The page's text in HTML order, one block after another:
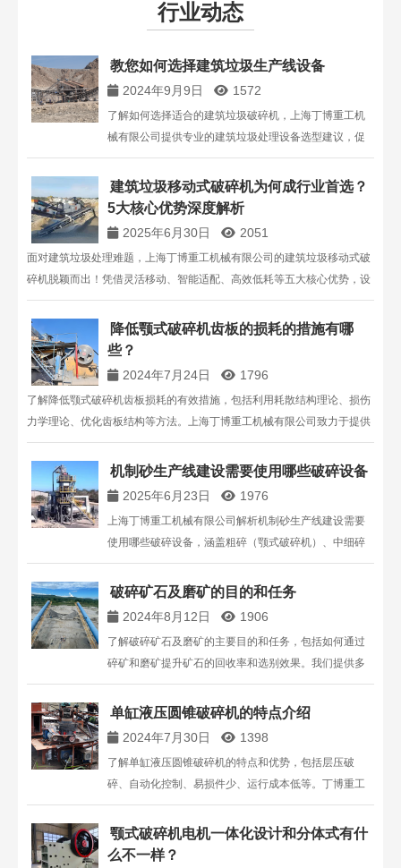
行业动态
教您如何选择建筑垃圾生产线设备
2024年9月9日 1572
了解如何选择适合的建筑垃圾破碎机，上海丁博重工机
械有限公司提供专业的建筑垃圾处理设备选型建议，促
进资源回收利用。
建筑垃圾移动式破碎机为何成行业首选？
5大核心优势深度解析
2025年6月30日 2051
面对建筑垃圾处理难题，上海丁博重工机械有限公司的建筑垃圾移动式破
碎机脱颖而出！凭借灵活移动、智能适配、高效低耗等五大核心优势，设
备实现建筑垃圾高利用率处理，助力企业降本增效，践行绿色发展理念，
是您值得信赖的专业选择！降低颚式破碎机齿板的损耗的措施有哪
些？
2024年7月24日 1796
了解降低颚式破碎机齿板损耗的有效措施，包括利用耗散结构理论、损伤
力学理论、优化齿板结构等方法。上海丁博重工机械有限公司致力于提供
耐用、高效的破碎设备解决方案。
机制砂生产线建设需要使用哪些破碎设备
2025年6月23日 1976
上海丁博重工机械有限公司解析机制砂生产线建设需要
使用哪些破碎设备，涵盖粗碎（颚式破碎机）、中细碎
（反击式 / 圆锥破碎机）、制砂整形（冲击式制砂机）及
辅助设备，结合技术参数与案例，为生产线规划提供专
破碎矿石及磨矿的目的和任务
2024年8月12日 1906
了解破碎矿石及磨矿的主要目的和任务，包括如何通过
碎矿和磨矿提升矿石的回收率和选别效果。我们提供多
种型号和规格的破碎机设备，致力于提高生产效率和降
低能耗。
单缸液压圆锥破碎机的特点介绍
2024年7月30日 1398
了解单缸液压圆锥破碎机的特点和优势，包括层压破
碎、自动化控制、易损件少、运行成本低等。丁博重工
提供高质量的破碎设备，适用于各种矿石和岩石的中细
破碎。
颚式破碎机电机一体化设计和分体式有什
么不一样？